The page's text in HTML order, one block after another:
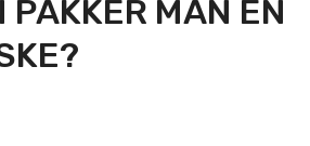
PAKKER MAN EN